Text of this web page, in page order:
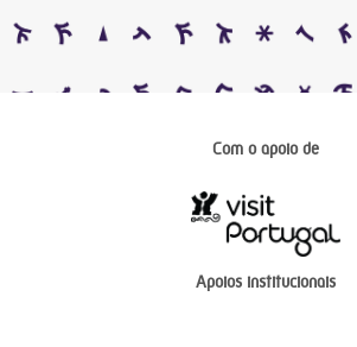
Com o apoio de
Apoios institucionais